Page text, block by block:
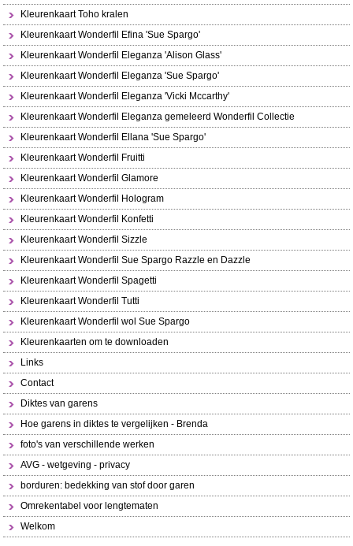
Kleurenkaart Toho kralen
Kleurenkaart Wonderfil Efina 'Sue Spargo'
Kleurenkaart Wonderfil Eleganza 'Alison Glass'
Kleurenkaart Wonderfil Eleganza 'Sue Spargo'
Kleurenkaart Wonderfil Eleganza 'Vicki Mccarthy'
Kleurenkaart Wonderfil Eleganza gemeleerd Wonderfil Collectie
Kleurenkaart Wonderfil Ellana 'Sue Spargo'
Kleurenkaart Wonderfil Fruitti
Kleurenkaart Wonderfil Glamore
Kleurenkaart Wonderfil Hologram
Kleurenkaart Wonderfil Konfetti
Kleurenkaart Wonderfil Sizzle
Kleurenkaart Wonderfil Sue Spargo Razzle en Dazzle
Kleurenkaart Wonderfil Spagetti
Kleurenkaart Wonderfil Tutti
Kleurenkaart Wonderfil wol Sue Spargo
Kleurenkaarten om te downloaden
Links
Contact
Diktes van garens
Hoe garens in diktes te vergelijken - Brenda
foto's van verschillende werken
AVG - wetgeving - privacy
borduren: bedekking van stof door garen
Omrekentabel voor lengtematen
Welkom